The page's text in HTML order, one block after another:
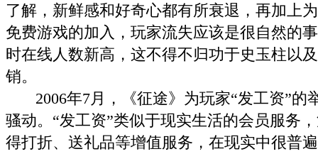
了解，新鲜感和好奇心都有所衰退，再加上
免费游戏的加入，玩家流失应该是很自然的
时在线人数新高，这不得不归功于史玉柱以
销。
2006年7月，《征途》为玩家“发工资”的
骚动。“发工资”类似于现实生活的会员服务
得打折、送礼品等增值服务，在现实中很普